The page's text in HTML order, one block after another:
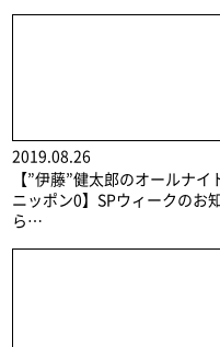
2019.08.26
【”伊藤”健太郎のオールナイ
ニッポン0】SPウィークのお
ら…